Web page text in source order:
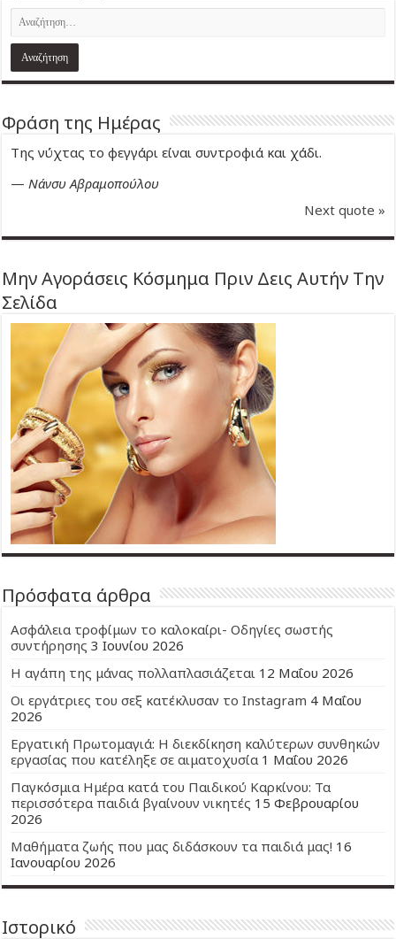
Φράση της Ημέρας
Της νύχτας το φεγγάρι είναι συντροφιά και χάδι.
— Νάνσυ Αβραμοπούλου
Next quote »
Μην Αγοράσεις Κόσμημα Πριν Δεις Αυτήν Την
Σελίδα
Πρόσφατα άρθρα
Ασφάλεια τροφίμων το καλοκαίρι- Οδηγίες σωστής
συντήρησης 3 Ιουνίου 2026
Η αγάπη της μάνας πολλαπλασιάζεται 12 Μαΐου 2026
Οι εργάτριες του σεξ κατέκλυσαν το Instagram 4 Μαΐου
2026
Εργατική Πρωτομαγιά: Η διεκδίκηση καλύτερων συνθηκών
εργασίας που κατέληξε σε αιματοχυσία 1 Μαΐου 2026
Παγκόσμια Ημέρα κατά του Παιδικού Καρκίνου: Τα
περισσότερα παιδιά βγαίνουν νικητές 15 Φεβρουαρίου
2026
Μαθήματα ζωής που μας διδάσκουν τα παιδιά μας! 16
Ιανουαρίου 2026
Ιστορικό